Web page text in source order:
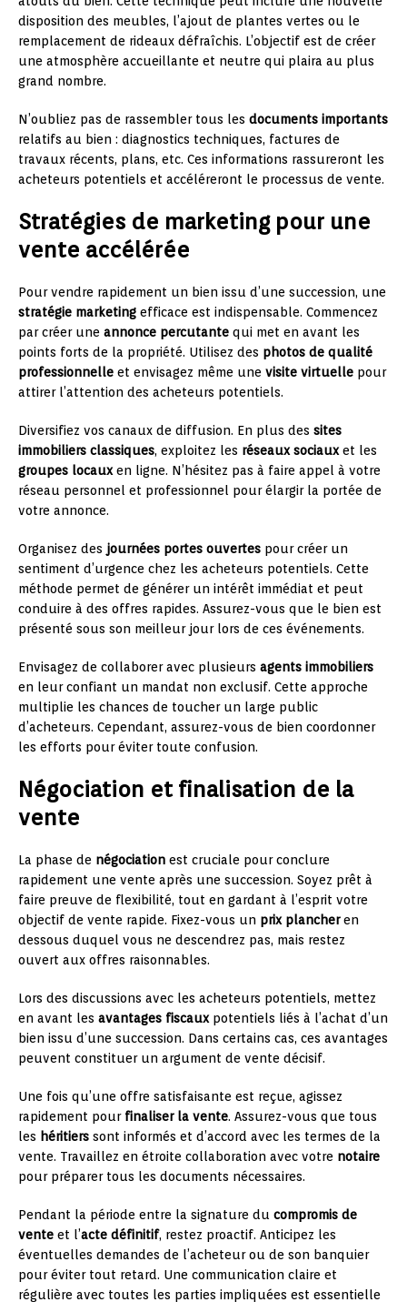
disposition des meubles, l’ajout de plantes vertes ou le
remplacement de rideaux défraîchis. L’objectif est de créer
une atmosphère accueillante et neutre qui plaira au plus
grand nombre.
N’oubliez pas de rassembler tous les documents importants
relatifs au bien : diagnostics techniques, factures de
travaux récents, plans, etc. Ces informations rassureront les
acheteurs potentiels et accéléreront le processus de vente.
Stratégies de marketing pour une
vente accélérée
Pour vendre rapidement un bien issu d’une succession, une
stratégie marketing efficace est indispensable. Commencez
par créer une annonce percutante qui met en avant les
points forts de la propriété. Utilisez des photos de qualité
professionnelle et envisagez même une visite virtuelle pour
attirer l’attention des acheteurs potentiels.
Diversifiez vos canaux de diffusion. En plus des sites
immobiliers classiques, exploitez les réseaux sociauxet les
groupes locauxen ligne. N’hésitez pas à faire appel à votre
réseau personnel et professionnel pour élargir la portée de
votre annonce.
Organisez des journées portes ouvertes pour créer un
sentiment d’urgence chez les acheteurs potentiels. Cette
méthode permet de générer un intérêt immédiat et peut
conduire à des offres rapides. Assurez-vous que le bien est
présenté sous son meilleur jour lors de ces événements.
Envisagez de collaborer avec plusieurs agents immobiliers
en leur confiant un mandat non exclusif. Cette approche
multiplie les chances de toucher un large public
d’acheteurs. Cependant, assurez-vous de bien coordonner
les efforts pour éviter toute confusion.
Négociation et finalisation de la
vente
La phase de négociation est cruciale pour conclure
rapidement une vente après une succession. Soyez prêt à
faire preuve de flexibilité, tout en gardant à l’esprit votre
objectif de vente rapide. Fixez-vous un prix plancheren
dessous duquel vous ne descendrez pas, mais restez
ouvert aux offres raisonnables.
Lors des discussions avec les acheteurs potentiels, mettez
en avant les avantages fiscauxpotentiels liés à l’achat d’un
bien issu d’une succession. Dans certains cas, ces avantages
peuvent constituer un argument de vente décisif.
Une fois qu’une offre satisfaisante est reçue, agissez
rapidement pour finaliser la vente. Assurez-vous que tous
les héritiers sont informés et d’accord avec les termes de la
vente. Travaillez en étroite collaboration avec votre notaire
pour préparer tous les documents nécessaires.
Pendant la période entre la signature du compromis de
vente et l’acte définitif, restez proactif. Anticipez les
éventuelles demandes de l’acheteur ou de son banquier
pour éviter tout retard. Une communication claire et
régulière avec toutes les parties impliquées est essentielle